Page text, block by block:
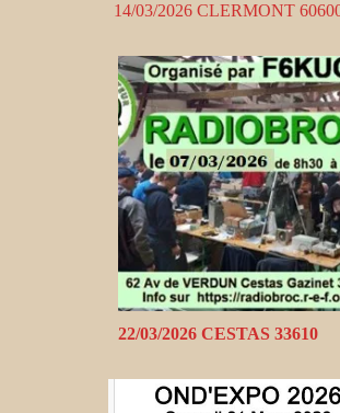
14/03/2026 CLERMONT
22/03/2026 CESTAS 33610